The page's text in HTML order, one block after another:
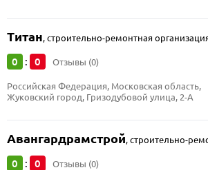
Титан,строительно-ремонтная
0 : 0 Отзывы (0)
Российская Федерация, Московская область,
Жуковский город, Гризодубовой улица, 2-А
Авангардрамстрой,строительно-
0 : 0 Отзывы (0)